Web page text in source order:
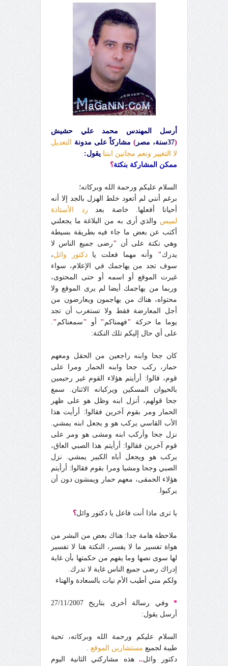
أرسل المهندس محمد علي حشيش
(37سنة، مصر ) مشاركاً على مدونة
التعديل
لا التغيير ونعم مجانين ابننا يقول:
ممكن المشاركة بنكتة؟
السلام عليكم ورحمة الله وبركاته؛
برغم أنني لم أتعود خلط الهزل بالجد إلا أنه
أحيانا أفعلها. خاصة بعد رد الأستاذة
لميس والذي أرى به من البلاغة ما يجعلني
أكتب عن بعض ما جاء فيه بطريقة بسيطة
وهي نكتة على أن "رضى جميع الناس لا
يدرك" وأنه مهما فعلت يادكتور وائل،
سوف تجد من يهاجمك في الإعلام، سواء
غيرت الموقع أو اسمه أو حتى المحتوى،
وربما من يهاجمك أيضا لم يرى الموقع ولا
محتواه، هناك من يهاجمون ويعارضون من
أجل المعارضة فقط ولا تستغرب أن تجد
يوما ما حركة "فهمناكم" أو "سمعناكم"
.
على أي حال إليكم تلك النكتة:
كان جحا وابنه راجعين من الحقل ومعهم
حمار، ركب جحا وابنه الحمار ومرا على
قوم، قالوا: أرأيتم هؤلاء القوم غير رحيمين
بالحيوان المسكين ويركبانه الاثنان. سمع
جحا قولهم، أنزل ابنه وظل هو على ظهر
الحمار ومر بقوم آخرين فقالوا: أرأيت هذا
الأب القاسي يركب هو و يجعل ابنه يمشي.
نزل جحا وأركب ابنه ومشى هو ومر على
قوم آخرين فقالوا: أرأيتم هذا الصبي العاق،
يركب هو ويجعل أباه الكبير يمشي. نزل
الصبي وجحا ومشيا ومرا بقوم فقالوا: أرأيتم
هؤلاء الحمقى، معهم حمار ويمشون دون أن
يركبوا.
يا ترى ماذا أنت فاعل يا دكتور وائل؟
ملاحظة هامة جدا: هناك بعض من البشر من
هواة تفسير ما لا يفسر، النكتة هنا لا تفسير
لها سوى نصها وما يفهم من حكمتها بأن غاية
إدراك رضى جميع الناس غاية لا تدرك.
ولكم مني أطيب الأم نيات بالسعادة والهناء
*
وفي رسالة أخرى بتاريخ 27/11/2007
أرسل يقول:
السلام عليكم ورحمة الله وبركاته، تحية
طيبة لجميع مستشارين الموقع .
دكتور وائل..هذه مشاركتي الثانية اليوم